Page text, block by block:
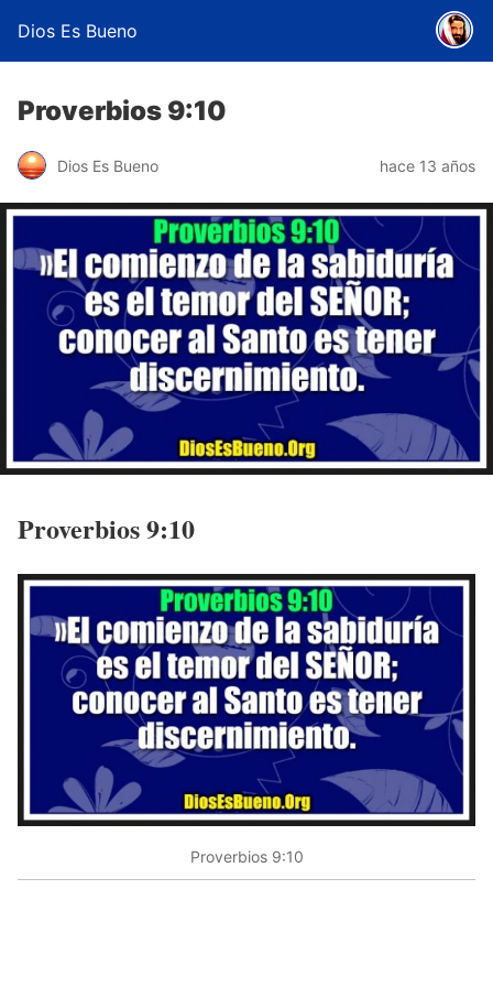
Dios Es Bueno
Proverbios 9:10
Dios Es Bueno hace 13 años
Proverbios 9:10
Proverbios 9:10